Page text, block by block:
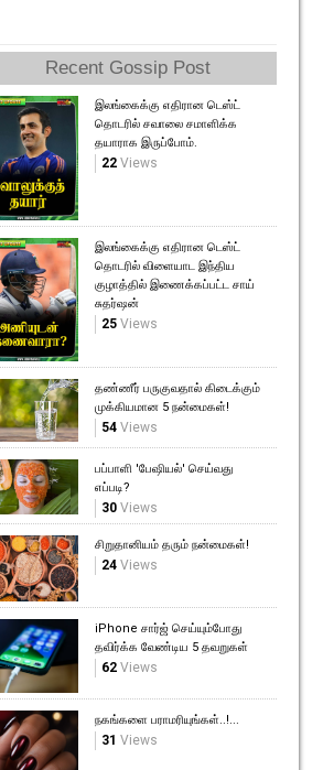
Recent Gossip Post
இலங்கைக்கு எதிரான டெஸ்ட்
தொடரில் சவாலை சமாளிக்க
தயாராக இருப்போம்.
22 Views
இலங்கைக்கு எதிரான டெஸ்ட்
தொடரில் விளையாட இந்திய
குழாத்தில் இணைக்கப்பட்ட சாய்
சுதர்ஷன்
25 Views
தண்ணீர் பருகுவதால் கிடைக்கும்
முக்கியமான 5 நன்மைகள்!
54 Views
பப்பாளி 'பேஷியல்' செய்வது
எப்படி?
30 Views
சிறுதானியம் தரும் நன்மைகள்!
24 Views
iPhone சார்ஜ் செய்யும்போது
தவிர்க்க வேண்டிய 5 தவறுகள்
62 Views
நகங்களை பராமரியுங்கள்..!...
31 Views